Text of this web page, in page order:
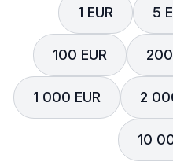
1 EUR 5
100 EUR 200
1 000 EUR 2
10